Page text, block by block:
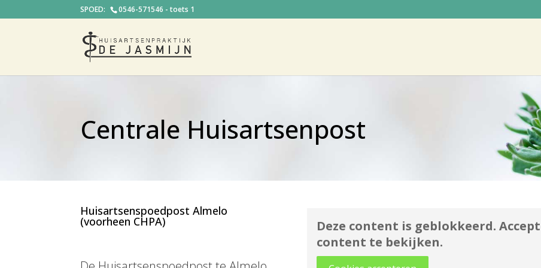
0546-571546 - toets 1
Centrale Huisartsenpost
Huisartsenspoedpost Almelo
(voorheen CHPA)
Deze content is geblokkeerd.
content te bekijken.